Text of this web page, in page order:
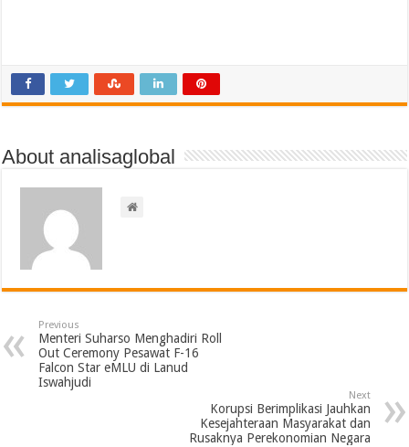
About analisaglobal
Previous
Menteri Suharso Menghadiri Roll
Out Ceremony Pesawat F-16
Falcon Star eMLU di Lanud
Iswahjudi
Next
Korupsi Berimplikasi Jauhkan
Kesejahteraan Masyarakat dan
Rusaknya Perekonomian Negara